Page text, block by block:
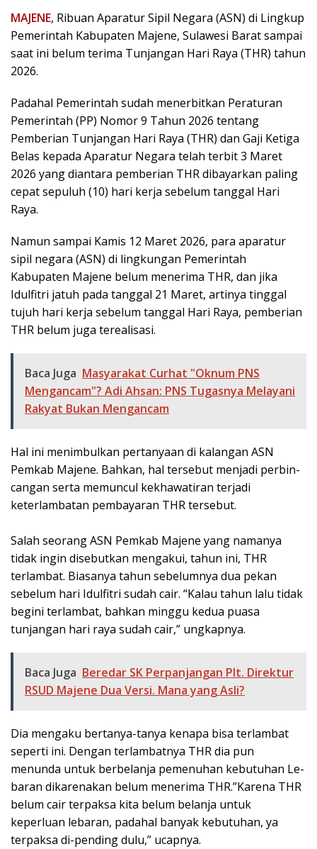
MAJENE, Ribuan Aparatur Sipil Negara (ASN) di Lingkup
Pemerintah Kabupaten Majene, Sulawesi Barat sampai
saat ini belum terima Tunjangan Hari Raya (THR) tahun
2026.
Padahal Pemerintah sudah menerbitkan Peraturan
Pemerintah (PP) Nomor 9 Tahun 2026 tentang
Pemberian Tunjangan Hari Raya (THR) dan Gaji Ketiga
Belas kepada Aparatur Negara telah terbit 3 Maret
2026 yang diantara pemberian THR dibayarkan paling
cepat sepuluh (10) hari kerja sebelum tanggal Hari
Raya.
Namun sampai Kamis 12 Maret 2026, para aparatur
sipil negara (ASN) di lingkungan Pemerintah
Kabupaten Majene belum menerima THR, dan jika
Idulfitri jatuh pada tanggal 21 Maret, arti­nya tinggal
tujuh hari kerja sebelum tanggal Hari Ra­ya, pemberian
THR belum juga terealisasi.
Baca Juga Masyarakat Curhat "Oknum PNS
Mengancam"? Adi Ahsan: PNS Tugasnya Melayani
Rakyat Bukan Mengancam
Hal ini menimbulkan pertanyaan di kalangan ASN
Pemkab Majene. Bahkan, hal tersebut menjadi perbin­
cangan serta memuncul kekhawatiran terjadi
keterlambatan pembayaran THR tersebut.
Salah seorang ASN Pemkab Majene yang namanya
tidak ingin disebutkan mengakui, tahun ini, THR
terlambat. Biasanya tahun sebelumnya dua pekan
sebelum hari Idulfitri sudah cair. “Kalau tahun lalu tidak
begini terlambat, bahkan minggu kedua puasa
tunjangan hari raya sudah cair,” ung­kapnya.
Baca Juga Beredar SK Perpanjangan Plt. Direktur
RSUD Majene Dua Versi. Mana yang Asli?
Dia mengaku bertanya-tanya kenapa bisa terlambat
seperti ini. Dengan terlambatnya THR dia pun
menunda untuk berbelanja pe­menuhan kebutuhan Le­
bar­an dikarenakan belum menerima THR.”Karena THR
belum cair terpaksa kita belum belanja untuk
keperluan lebaran, padahal banyak kebutuhan, ya
terpaksa di-pending dulu,” ucapnya.